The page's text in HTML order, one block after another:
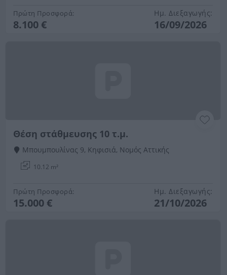
Πρώτη Προσφορά:
8.100 €
Ημ. Διεξαγωγής:
16/09/2026
Θέση στάθμευσης 10 τ.μ.
Μπουμπουλίνας 9, Κηφισιά, Νομός Αττικής
10.12 m²
Πρώτη Προσφορά:
15.000 €
Ημ. Διεξαγωγής:
21/10/2026